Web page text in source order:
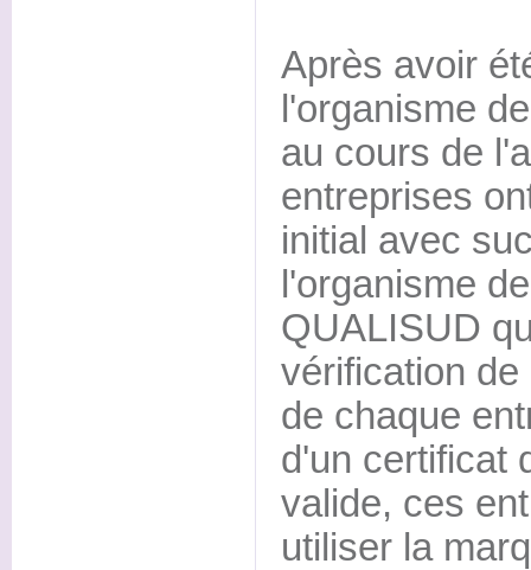
Après avoir
l'organisme
au cours de
entreprises
initial avec
l'organisme
QUALISUD
vérification
de chaque
d'un certificat
valide, ces
utiliser la